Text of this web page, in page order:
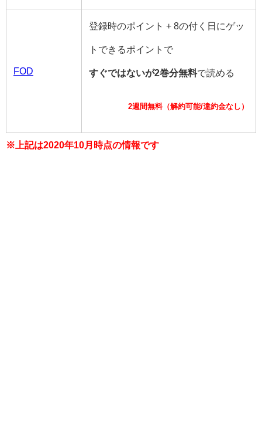
FOD
登録時のポイント + 8の付く日にゲッ
トできるポイントで
すぐではないが2巻分無料で読める
2週間無料（解約可能/違約金なし）
※上記は2020年10月時点の情報です